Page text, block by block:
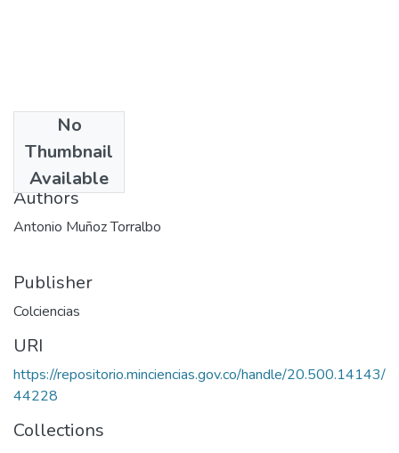
No
Thumbnail
Available
1980
Authors
Antonio Muñoz Torralbo
Publisher
Colciencias
URI
https://repositorio.minciencias.gov.co/handle/20.500.14143/
44228
Collections